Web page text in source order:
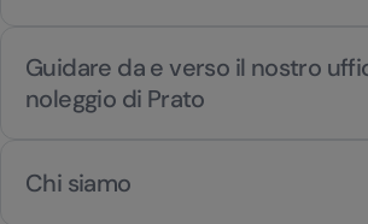
Guidare da e verso il nostro
noleggio di Prato
Chi siamo